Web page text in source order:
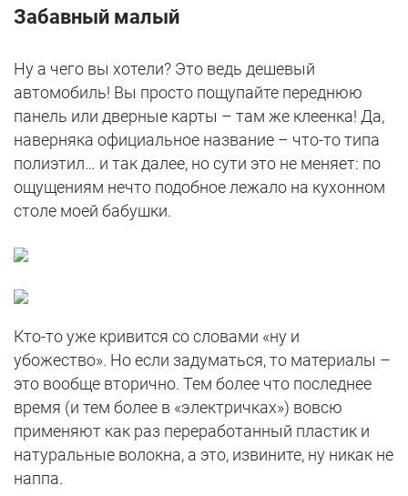
Забавный малый
Ну а чего вы хотели? Это ведь дешевый
автомобиль! Вы просто пощупайте переднюю
панель или дверные карты – там же клеенка! Да,
наверняка официальное название – что-то типа
полиэтил… и так далее, но сути это не меняет: по
ощущениям нечто подобное лежало на кухонном
столе моей бабушки.
Кто-то уже кривится со словами «ну и
убожество». Но если задуматься, то материалы –
это вообще вторично. Тем более что последнее
время (и тем более в «электричках») вовсю
применяют как раз переработанный пластик и
натуральные волокна, а это, извините, ну никак не
наппа.